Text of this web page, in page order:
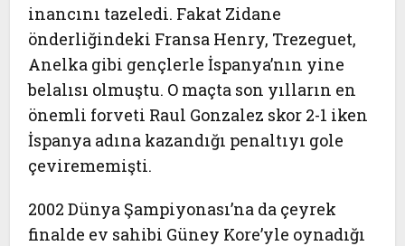
inancını tazeledi. Fakat Zidane
önderliğindeki Fransa Henry, Trezeguet,
Anelka gibi gençlerle İspanya’nın yine
belalısı olmuştu. O maçta son yılların en
önemli forveti Raul Gonzalez skor 2-1 iken
İspanya adına kazandığı penaltıyı gole
çevirememişti.
2002 Dünya Şampiyonası’na da çeyrek
finalde ev sahibi Güney Kore’yle oynadığı